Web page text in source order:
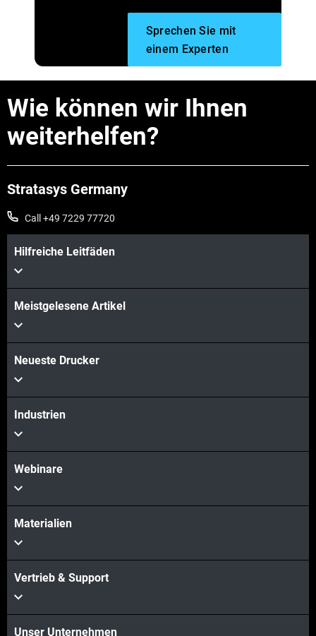
Sprechen Sie mit
einem Experten
Wie können wir Ihnen
weiterhelfen?
Stratasys Germany
Call +49 7229 77720
Hilfreiche Leitfäden
Meistgelesene Artikel
Neueste Drucker
Industrien
Webinare
Materialien
Vertrieb & Support
Unser Unternehmen